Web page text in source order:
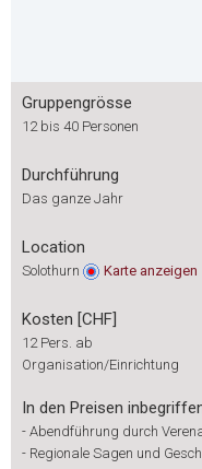
Gruppengrösse
12 bis 40 Personen
Durchführung
Das ganze Jahr
Location
Solothurn Karte anzeigen
Kosten [CHF]
12 Pers. ab
Organisation/Einrichtung
In den Preisen
- Abendführung durch
- Regionale Sagen und